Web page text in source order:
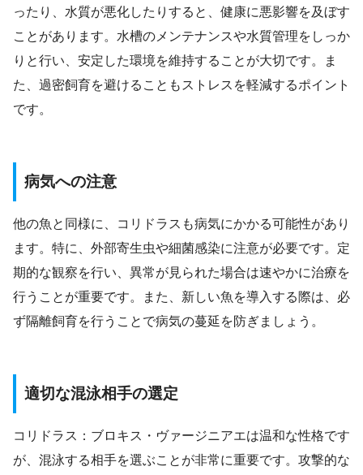
ったり、水質が悪化したりすると、健康に悪影響を及ぼす
ことがあります。水槽のメンテナンスや水質管理をしっか
りと行い、安定した環境を維持することが大切です。ま
た、過密飼育を避けることもストレスを軽減するポイント
です。
病気への注意
他の魚と同様に、コリドラスも病気にかかる可能性があり
ます。特に、外部寄生虫や細菌感染に注意が必要です。定
期的な観察を行い、異常が見られた場合は速やかに治療を
行うことが重要です。また、新しい魚を導入する際は、必
ず隔離飼育を行うことで病気の蔓延を防ぎましょう。
適切な混泳相手の選定
コリドラス：ブロキス・ヴァージニアエは温和な性格です
が、混泳する相手を選ぶことが非常に重要です。攻撃的な